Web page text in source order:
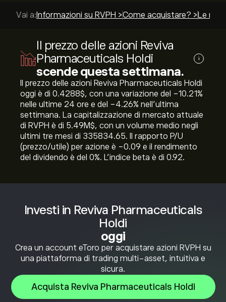
Investi in Reviva Pharmaceuticals
Holdi
oggi
Crea un account eToro per acquistare azioni RVPH su
una piattaforma di trading multi-asset, intuitiva e
sicura.
Acquista Reviva Pharmaceuticals Holdi
Vai a: Informazioni su RVPH >Come acquistare? > Le
Il prezzo delle azioni Reviva
Pharmaceuticals Holdi
scende questa settimana.
i
Il prezzo delle azioni Reviva Pharmaceuticals Holdi
oggi è di 0.4288‎$‎, con una variazione del ‎-10.21‎%
nelle ultime 24 ore e del ‎-4.26‎% nell'ultima
settimana. La capitalizzazione di mercato attuale
di RVPH è di 5.49M‎$‎, con un volume medio negli
ultimi tre mesi di 335834.65. Il rapporto P/U
(prezzo/utile) per azione è -0.09 e il rendimento
del dividendo è del 0%. L'indice beta è di 0.92.